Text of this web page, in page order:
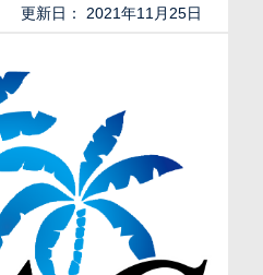
更新日： 2021年11月25日